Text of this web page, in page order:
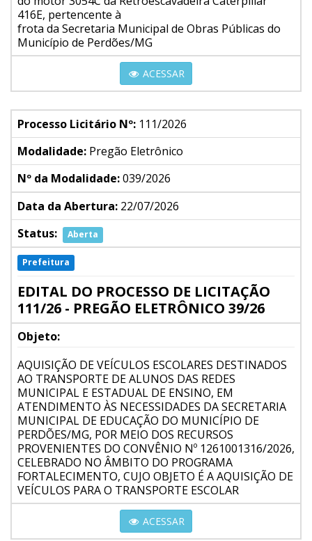
416E, pertencente à
frota da Secretaria Municipal de Obras Públicas do
Município de Perdões/MG
ACESSAR
Processo Licitário Nº: 111/2026
Modalidade: Pregão Eletrônico
Nº da Modalidade:039/2026
Data da Abertura: 22/07/2026
Status:
Aberta
Prefeitura
EDITAL DO PROCESSO DE LICITAÇÃO
111/26 - PREGÃO ELETRÔNICO 39/26
Objeto:
AQUISIÇÃO DE VEÍCULOS ESCOLARES DESTINADOS
AO TRANSPORTE DE ALUNOS DAS REDES
MUNICIPAL E ESTADUAL DE ENSINO, EM
ATENDIMENTO ÀS NECESSIDADES DA SECRETARIA
MUNICIPAL DE EDUCAÇÃO DO MUNICÍPIO DE
PERDÕES/MG, POR MEIO DOS RECURSOS
PROVENIENTES DO CONVÊNIO Nº 1261001316/2026,
CELEBRADO NO ÂMBITO DO PROGRAMA
FORTALECIMENTO, CUJO OBJETO É A AQUISIÇÃO DE
VEÍCULOS PARA O TRANSPORTE ESCOLAR
ACESSAR